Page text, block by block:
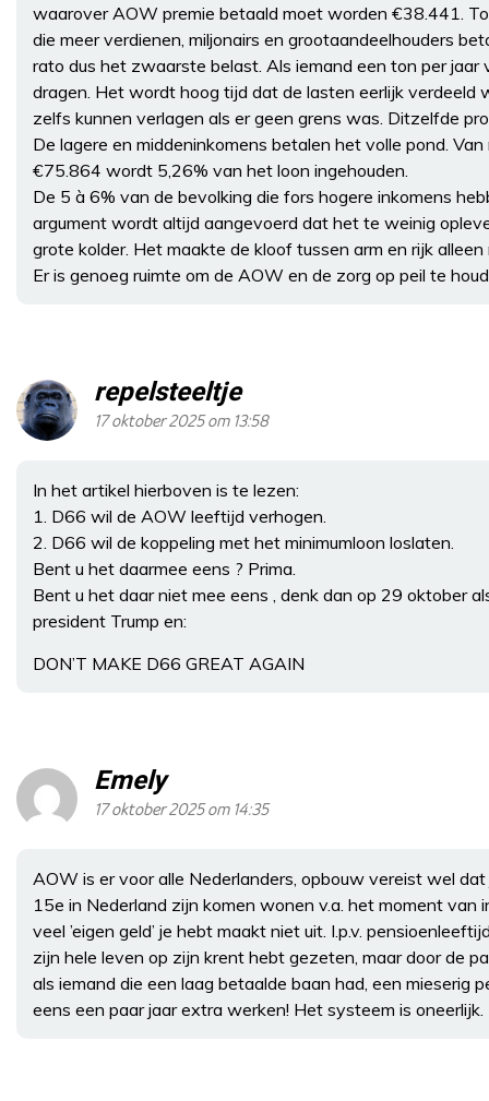
waarover AOW premie betaald moet worden €38.441.
die meer verdienen, miljonairs en grootaandeelhouders
rato dus het zwaarste belast. Als iemand een ton per
dragen. Het wordt hoog tijd dat de lasten eerlijk verdeeld
zelfs kunnen verlagen als er geen grens was. Ditzelfde
De lagere en middeninkomens betalen het volle pond.
€75.864 wordt 5,26% van het loon ingehouden.
De 5 à 6% van de bevolking die fors hogere inkomens
argument wordt altijd aangevoerd dat het te weinig
grote kolder. Het maakte de kloof tussen arm en rijk alleen
Er is genoeg ruimte om de AOW en de zorg op peil te
repelsteeltje
17 oktober 2025 om 13:58
In het artikel hierboven is te lezen:
1. D66 wil de AOW leeftijd verhogen.
2. D66 wil de koppeling met het minimumloon loslaten.
Bent u het daarmee eens ? Prima.
Bent u het daar niet mee eens , denk dan op 29 oktober
president Trump en:
DON’T MAKE D66 GREAT AGAIN
Emely
17 oktober 2025 om 14:35
AOW is er voor alle Nederlanders, opbouw vereist wel
15e in Nederland zijn komen wonen v.a. het moment
veel ’eigen geld’ je hebt maakt niet uit. I.p.v.
zijn hele leven op zijn krent hebt gezeten, maar door de
als iemand die een laag betaalde baan had, een mieserig
eens een paar jaar extra werken! Het systeem is oneerlijk.